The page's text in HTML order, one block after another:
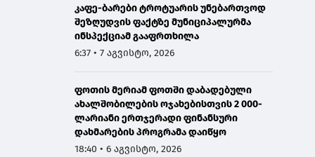
კაფე-ბარები ტროტუარის უნებართვოდ
შეზღუდვის ფაქტზე მუნიციპალურმა
ინსპექციამ გააფრთხილა
6:37 • 7 აგვისტო, 2026
ფოთის მერიამ ფოთში დაბადებული
ახალშობილების ოჯახებისთვის 2 000-
ლარიანი ერთჯერადი ფინანსური
დახმარების პროგრამა დაიწყო
18:40 • 6 აგვისტო, 2026